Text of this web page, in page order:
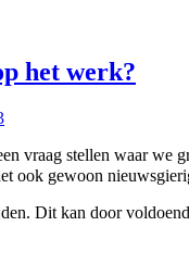
het werk?
vraag stellen waar
ook gewoon
Dit kan door